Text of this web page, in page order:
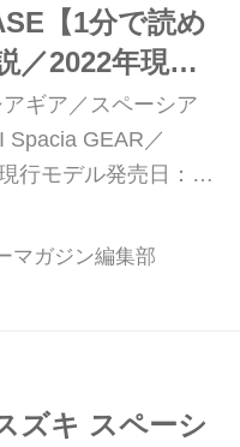
【1分で読め
／2022年現行
ギア／スペーシア
Spacia GEAR／
行モデル発売日：
両価格：139万4800
マガジン編集部
ズキ スペーシ